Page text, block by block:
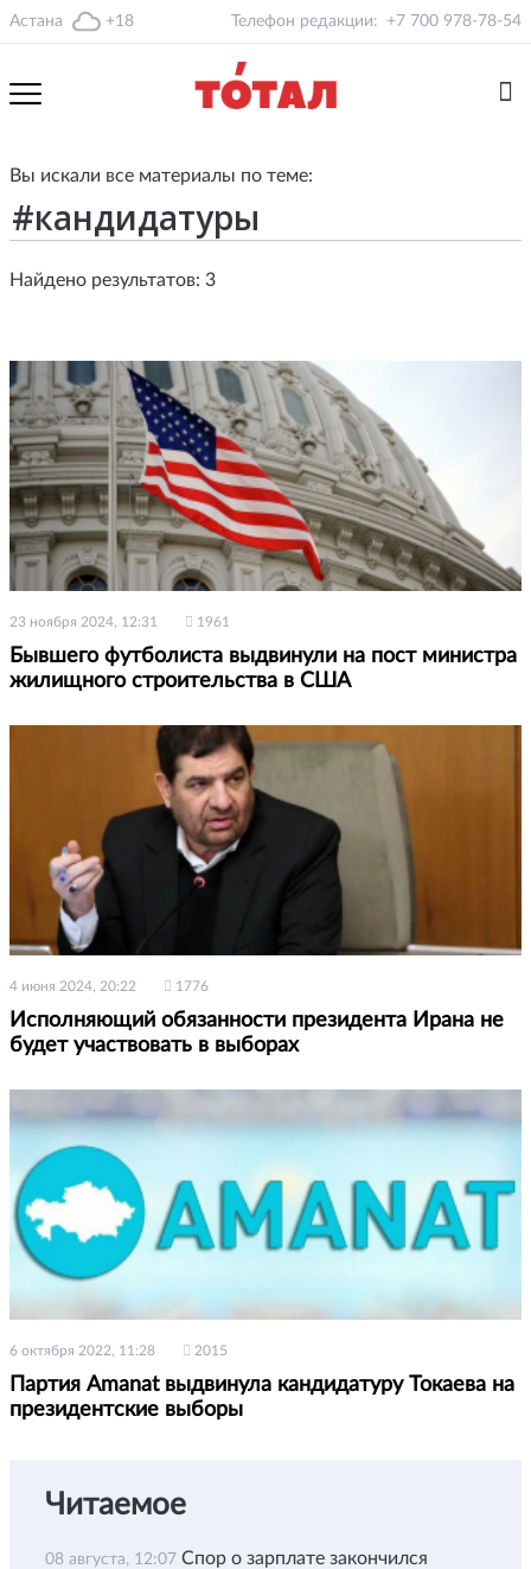
Астана +18 Телефон редакции: +7 700 978-78-54
Вы искали все материалы по теме:
Найдено результатов: 3
23 ноября 2024, 12:31 1961
Бывшего футболиста выдвинули на пост министра
жилищного строительства в США
4 июня 2024, 20:22 1776
Исполняющий обязанности президента Ирана не
будет участвовать в выборах
6 октября 2022, 11:28 2015
Партия Amanat выдвинула кандидатуру Токаева на
президентские выборы
Читаемое
08 августа, 12:07 Спор о зарплате закончился